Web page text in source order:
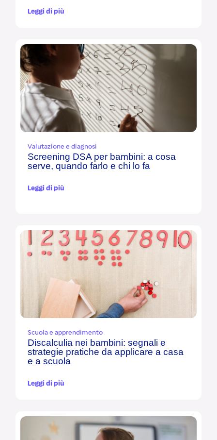
Leggi di più
Valutazione e diagnosi
Screening DSA per bambini: a cosa
serve, quando farlo e chi lo fa
Leggi di più
Scuola e apprendimento
Discalculia nei bambini: segnali e
strategie pratiche da applicare a casa
e a scuola
Leggi di più